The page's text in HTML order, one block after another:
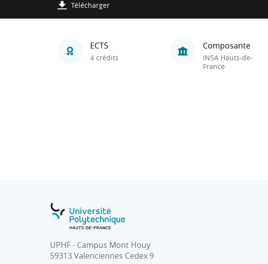
Télécharger
ECTS
4 crédits
Composante
INSA Hauts-de-
France
UPHF - Campus Mont Houy
59313 Valenciennes Cedex 9